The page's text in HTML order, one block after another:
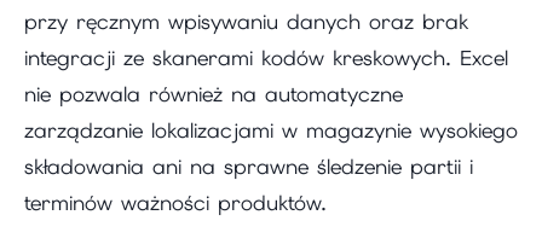
przy ręcznym wpisywaniu danych oraz brak
integracji ze skanerami kodów kreskowych. Excel
nie pozwala również na automatyczne
zarządzanie lokalizacjami w magazynie wysokiego
składowania ani na sprawne śledzenie partii i
terminów ważności produktów.